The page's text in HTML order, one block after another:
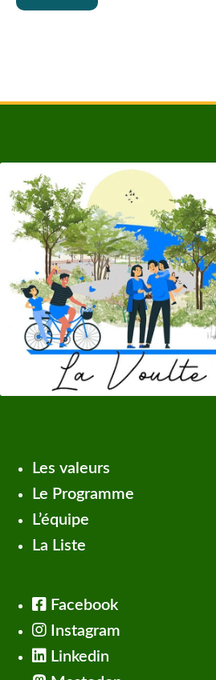
Les valeurs
Le Programme
L’équipe
La Liste
Facebook
Instagram
Linkedin